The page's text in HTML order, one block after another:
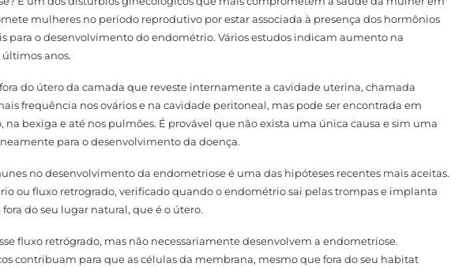
mulheres no período reprodutivo por estar associada à presença dos hormônios
para o desenvolvimento do endométrio. Vários estudos indicam aumento na
anos.
do útero da camada que reveste internamente a cavidade uterina, chamada
frequência nos ovários e na cavidade peritoneal, mas pode ser encontrada em
bexiga e até nos pulmões. É provável que não exista uma única causa e sim uma
para o desenvolvimento da doença.
no desenvolvimento da endometriose é uma das hipóteses recentes mais aceitas.
ou fluxo retrogrado, verificado quando o endométrio sai pelas trompas e implanta
do seu lugar natural, que é o útero.
fluxo retrógrado, mas não necessariamente desenvolvem a endometriose.
contribuam para que as células da membrana, mesmo que fora do seu habitat